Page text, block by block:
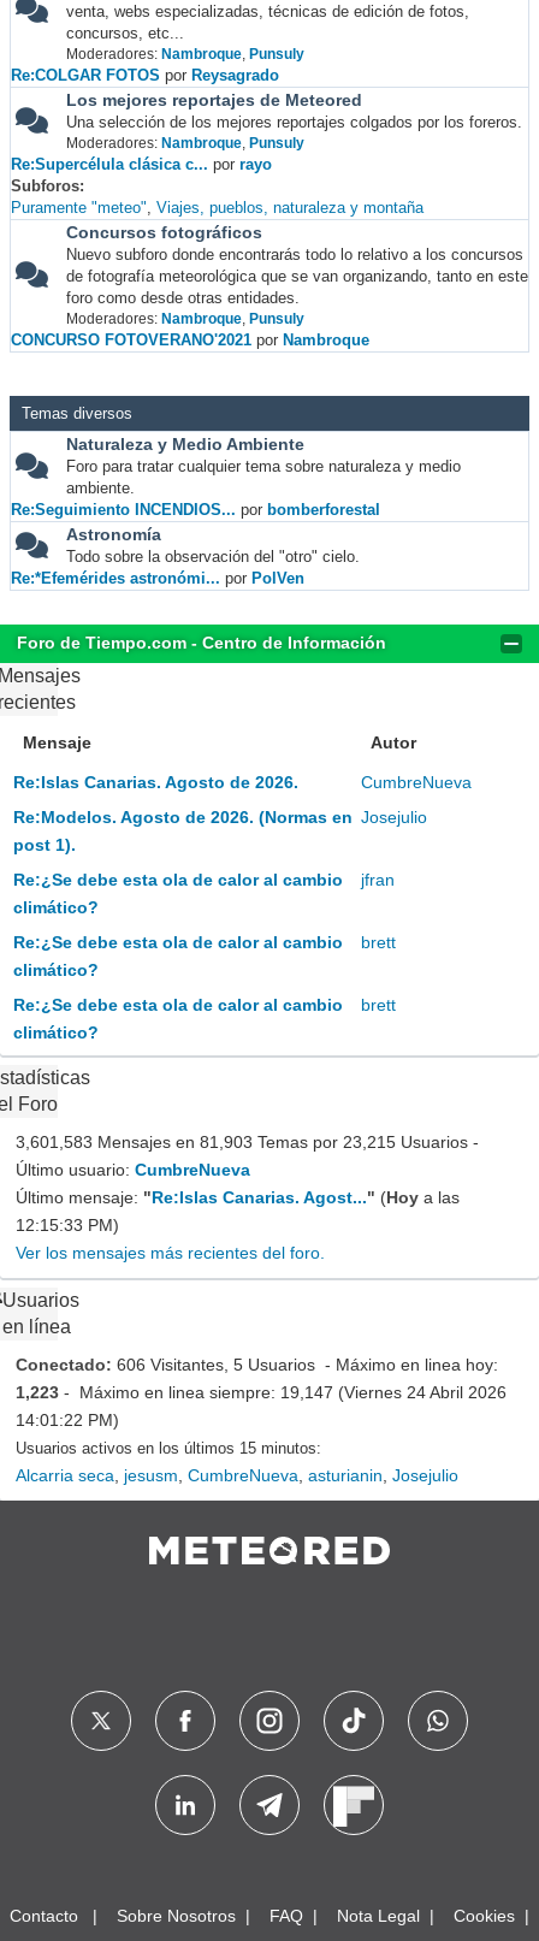
venta, webs especializadas, técnicas de edición de fotos,
concursos, etc...
Moderadores: Nambroque, Punsuly
Re:COLGAR FOTOS por Reysagrado
Los mejores reportajes de Meteored
Una selección de los mejores reportajes colgados por los foreros.
Moderadores: Nambroque, Punsuly
Re:Supercélula clásica c... por rayo
Subforos
Puramente "meteo" Viajes, pueblos, naturaleza y montaña
Concursos fotográficos
Nuevo subforo donde encontrarás todo lo relativo a los concursos
de fotografía meteorológica que se van organizando, tanto en este
foro como desde otras entidades.
Moderadores: Nambroque, Punsuly
CONCURSO FOTOVERANO'2021 por Nambroque
Temas diversos
Naturaleza y Medio Ambiente
Foro para tratar cualquier tema sobre naturaleza y medio
ambiente.
Re:Seguimiento INCENDIOS... por bomberforestal
Astronomía
Todo sobre la observación del "otro" cielo.
Re:*Efemérides astronómi... por PolVen
Foro de Tiempo.com - Centro de Información
Mensaje Autor
Re:Islas Canarias. Agosto de 2026.
CumbreNueva
Re:Modelos. Agosto de 2026. (Normas en
post 1).
Josejulio
Re:¿Se debe esta ola de calor al cambio
climático?
jfran
Re:¿Se debe esta ola de calor al cambio
climático?
brett
Re:¿Se debe esta ola de calor al cambio
climático?
brett
Foro
3,601,583 Mensajes en 81,903 Temas por 23,215 Usuarios -
Último usuario: CumbreNueva
Último mensaje: "Re:Islas Canarias. Agost..." (Hoy a las
12:15:33 PM)
Ver los mensajes más recientes del foro.
Usuarios
en línea
Conectado: 606 Visitantes, 5 Usuarios - Máximo en linea hoy:
1,223 - Máximo en linea siempre: 19,147 (Viernes 24 Abril 2026
14:01:22 PM)
Usuarios activos en los últimos 15 minutos:
Alcarria seca jesusm CumbreNueva asturianin Josejulio
Contacto Sobre Nosotros FAQ Nota Legal Cookies